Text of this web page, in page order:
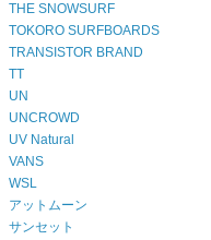
THE SNOWSURF
TOKORO SURFBOARDS
TRANSISTOR BRAND
TT
UN
UNCROWD
UV Natural
VANS
WSL
アットムーン
サンセット